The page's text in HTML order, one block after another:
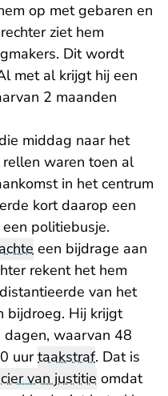
op met gebaren en
ziet hem
Dit wordt
met al krijgt hij een
2 maanden
middag naar het
rellen waren toen al
in het centrum
kort daarop een
politiebusje.
een bijdrage aan
rekent het hem
van het
bijdroeg. Hij krijgt
waarvan 48
uurtaakstraf. Dat is
van justitie omdat